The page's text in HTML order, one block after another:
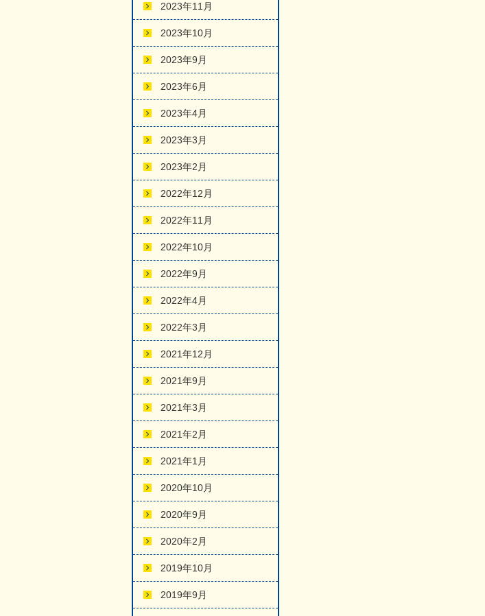
2023年11月
2023年10月
2023年9月
2023年6月
2023年4月
2023年3月
2023年2月
2022年12月
2022年11月
2022年10月
2022年9月
2022年4月
2022年3月
2021年12月
2021年9月
2021年3月
2021年2月
2021年1月
2020年10月
2020年9月
2020年2月
2019年10月
2019年9月